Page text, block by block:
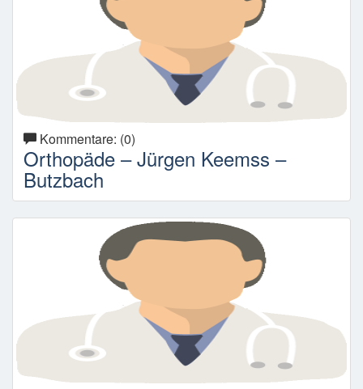
Kommentare: (0)
Orthopäde – Jürgen Keemss –
Butzbach